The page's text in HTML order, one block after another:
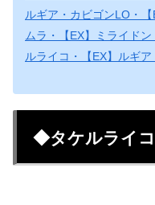
ルギア・カビゴンLO・
ムラ・【EX】ミライド
ルライコ・【EX】ルギ
◆タケルライ